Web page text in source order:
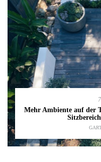
Mehr Ambiente auf der